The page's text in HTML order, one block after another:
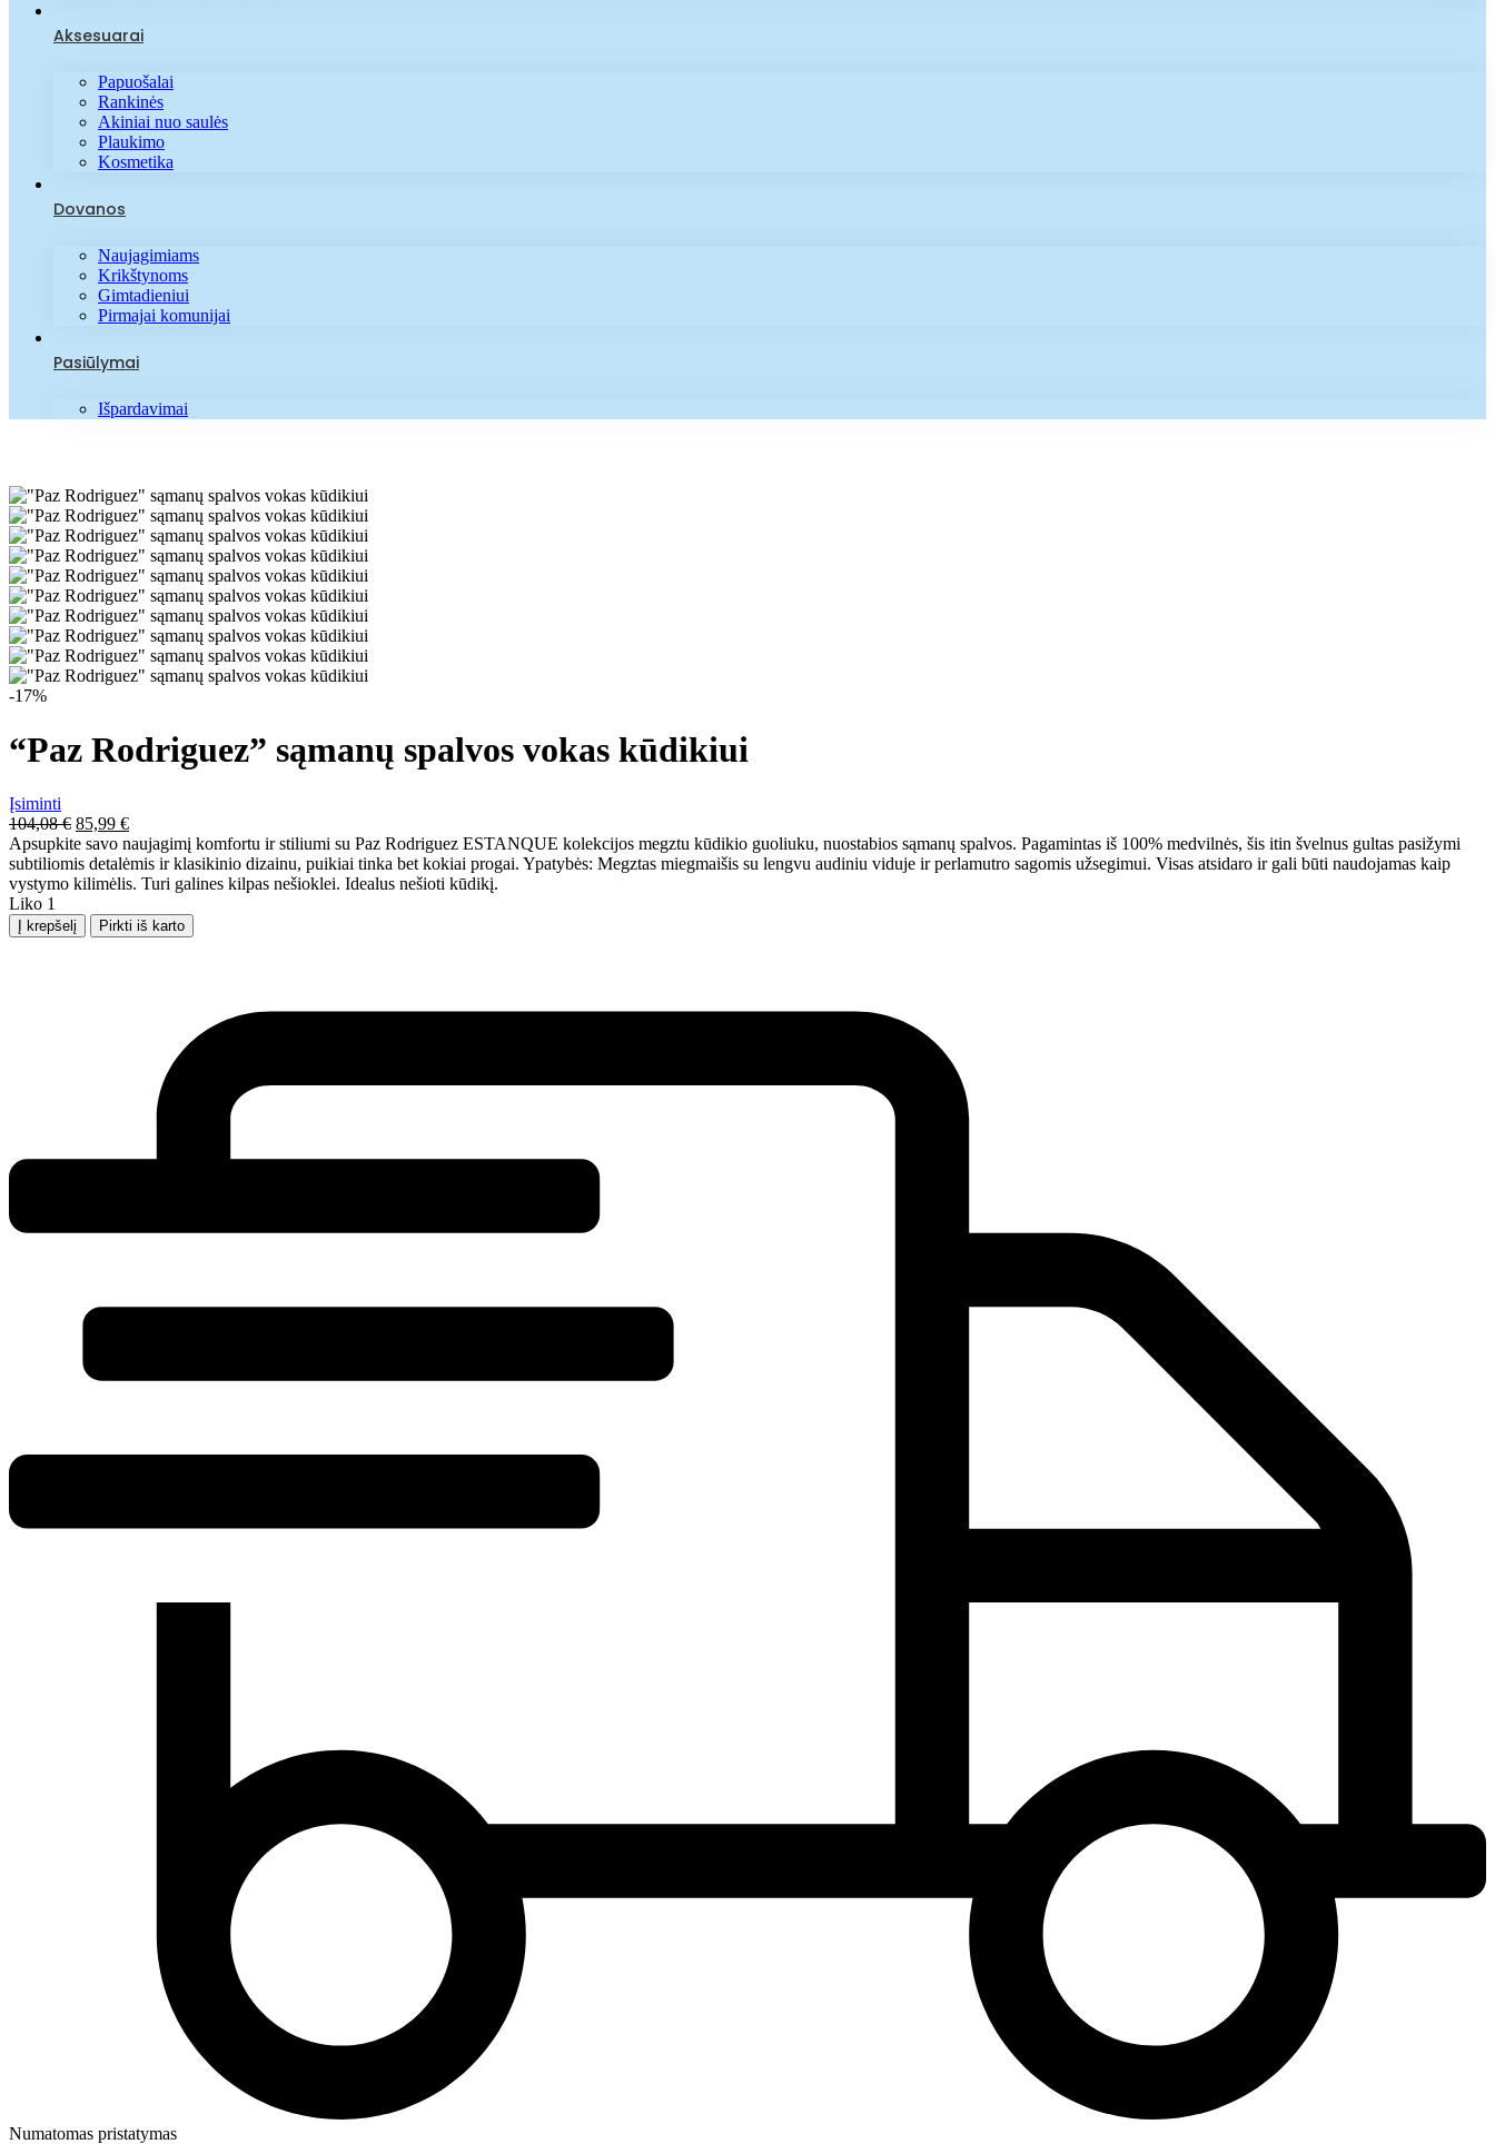
Aksesuarai
Papuošalai
Rankinės
Akiniai nuo saulės
Plaukimo
Kosmetika
Dovanos
Naujagimiams
Krikštynoms
Gimtadieniui
Pirmajai komunijai
Pasiūlymai
Išpardavimai
-17%
“Paz Rodriguez” sąmanų spalvos vokas kūdikiui
Įsiminti
104,08€ Pradinė
kaina
buvo:
104,08 €.
85,99 €Dabartinė
kaina
yra:
85,99 €.
Apsupkite savo naujagimį komfortu ir stiliumi su Paz Rodriguez ESTANQUE kolekcijos megztu kūdikio guoliuku, nuostabios sąmanų spalvos. Pagamintas iš 100% medvilnės, šis itin švelnus gultas pasižymi
subtiliomis detalėmis ir klasikinio dizainu, puikiai tinka bet kokiai progai. Ypatybės: Megztas miegmaišis su lengvu audiniu viduje ir perlamutro sagomis užsegimui. Visas atsidaro ir gali būti naudojamas kaip
vystymo kilimėlis. Turi galines kilpas nešioklei. Idealus nešioti kūdikį.
Liko 1
Kiekis
Į krepšelį Pirkti iš karto
Numatomas pristatymas